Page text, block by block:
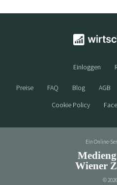
Einloggen
Preise FAQ Blog AGB
Cookie Policy
Ein Online-
Wiener
© 2026